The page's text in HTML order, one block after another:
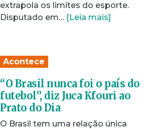
extrapola os limites do esporte.
Disputado em… [Leia mais]
Acontece
“O Brasil nunca foi o país do
futebol”, diz Juca Kfouri ao
Prato do Dia
O Brasil tem uma relação única